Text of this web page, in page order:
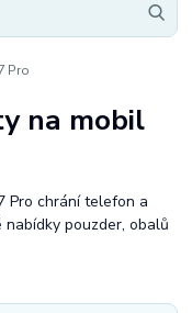
Pro
na mobil
Pro chrání telefon a
pouzder, obalů